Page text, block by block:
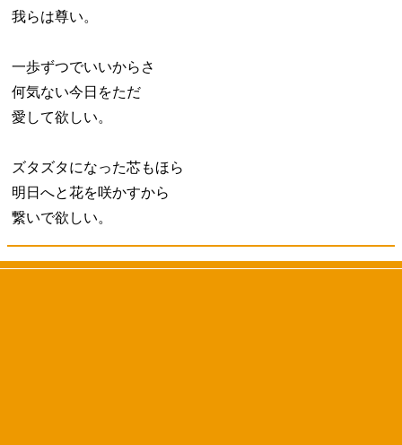
我らは尊い。
一歩ずつでいいからさ
何気ない今日をただ
愛して欲しい。
ズタズタになった芯もほら
明日へと花を咲かすから
繋いで欲しい。